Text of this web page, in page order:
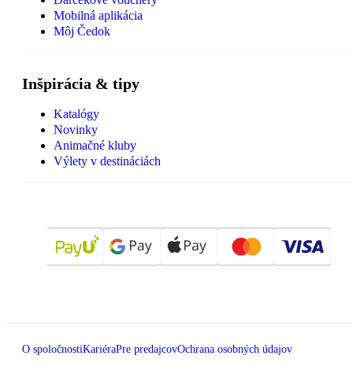
Mobilná aplikácia
Môj Čedok
Inšpirácia & tipy
Katalógy
Novinky
Animačné kluby
Výlety v destináciách
O spoločnostiKariéraPre predajcovOchrana osobných údajov